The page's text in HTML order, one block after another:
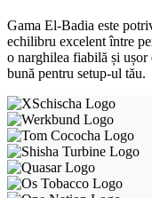
Gama El-Badia este
echilibru excelent între
o narghilea fiabilă și ușor
bună pentru setup-ul tău.